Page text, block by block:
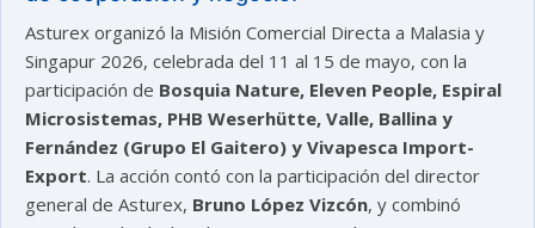
Asturex organizó la Misión Comercial Directa a Malasia y
Singapur 2026, celebrada del 11 al 15 de mayo, con la
participación de Bosquia Nature, Eleven People, Espiral
Microsistemas, PHB Weserhütte, Valle, Ballina y
Fernández (Grupo El Gaitero) y Vivapesca Import-
Export. La acción contó con la participación del director
general de Asturex, Bruno López Vizcón, y combinó